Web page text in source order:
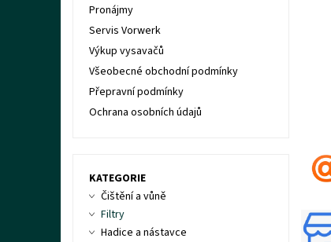
Pronájmy
Servis Vorwerk
Výkup vysavačů
Všeobecné obchodní podmínky
Přepravní podmínky
Ochrana osobních údajů
KATEGORIE
Čištění a vůně
Filtry
Hadice a nástavce